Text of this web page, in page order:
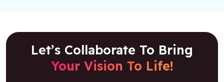
Let’s Collaborate To Bring
Your Vision To Life!